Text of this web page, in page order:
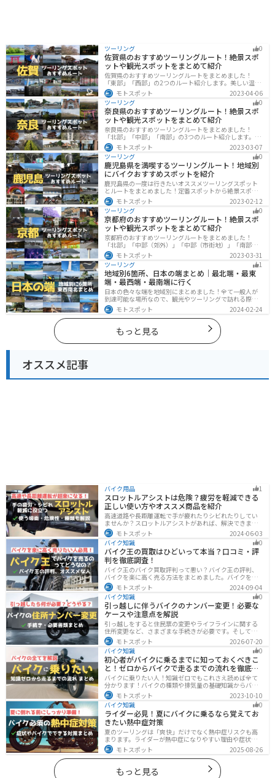
ツーリング 0
佐賀県のおすすめツーリングルート！絶景スポ
ットや観光スポットをまとめて紹介
佐賀県のおすすめツーリングルートをまとめました！
「東部」「西部」の2つのルート紹介します。美しい温泉
地や古墳群、歴史ある城や神社仏閣など、バイクツーリ
ングに適したスポットが多数存在し、様々な楽しみ方が
できます。バイクで佐賀県にツーリングに行く際は参考
にしてください。
モトスポット
2023-04-06
ツーリング
0
奈良県のおすすめツーリングルート！絶景スポ
ットや観光スポットをまとめて紹介
奈良県のおすすめツーリングルートをまとめました！
「北部」「中部」「南部」の3つのルート紹介します。歴
史のある神社寺院が多数あり、自然豊かや山々、グルメ
を満喫するツーリングができます。バイクで奈良県にツ
ーリングに行く際は参考にしてください。
モトスポット
2023-03-07
ツーリング
0
鹿児島県を満喫するツーリングルート！地域別
にバイクおすすめスポットを紹介
鹿児島県の一度は行きたいオススメツーリングスポット
とルートをまとめました！定番スポットから絶景スポッ
ト、温泉、山、海、グルメなど様々なジャンルで楽しめ
ます。バイクで鹿児島ツーリングに行こうと思っている
人は、参考にしてください。
モトスポット
2023-02-12
ツーリング
0
京都府のおすすめツーリングルート！絶景スポ
ットや観光スポットをまとめて紹介
京都府のおすすめツーリングルートをまとめました！
「北部」「中部（郊外）」「中部（市街地）」「南部」
の4つのルート紹介します。古い町並みや神社仏閣、自然
に囲まれた風光明媚なスポットが数多く存在し、様々な
楽しみ方ができます。バイクで京都府にツーリングに行
く際は参考にしてください。
モトスポット
2023-03-31
ツーリング
1
地域別6箇所、日本の端まとめ｜最北端・最東
端・最西端・最南端に行く
日本の色々な端を地域別にまとめました！全て一般人が
到達可能な場所なので、観光やツーリングで訪れる際の
参考にしてください。
モトスポット 2024-02-24
もっと見る
オススメ記事
バイク用品 1
スロットルアシストは危険？疲労を軽減できる
正しい使い方やオススメ商品を紹介
高速道路や長距離運転で手が疲れたりシビれたりしてい
ませんか？スロットルアシストがあれば、解決できま
す。この記事ではスロットルアシストを安全に使う場
面、危険性、種類、オススメの商品について解説しま
す。長距離運転をもっと楽にしたいと思っている人は参
考にしてください。
モトスポット
2024-06-03
バイク知識
0
バイク王の買取はひどいって本当？口コミ・評
判を徹底調査！
バイク王のバイク買取評判って悪い？バイク王の評判、
バイクを楽に高く売る方法をまとめました。バイクを売
却しようと考えている方は、是非参考にしてください。
モトスポット
2024-09-04
バイク知識
0
引っ越しに伴うバイクのナンバー変更！必要な
ケースや注意点を解説
引っ越しをすると住民票の変更やライフラインに関する
住所変更など、さまざまな手続きが必要です。そしてバ
イク乗りの場合は、住所変更やナンバー変更といったバ
イクに関する手続きも忘れてはいけません。しかし、必
要な手続きや手順がわからないという方も多いのではな
いでしょうか。ライダー引っ越したらバイクのナンバー
を変えないといけないの？ライダー引っ越し先でも原付
に乗る場合、どんな手続きが必要か知りたいライダー引
っ越したけど忙しくて住所変更もナンバー変更もしてい
ない・・・今回はこのような疑問・お悩みにお
モトスポット
2026-07-20
バイク知識
0
初心者がバイクに乗るまでに知っておくべきこ
と！ゼロからバイクで走るまでの流れを徹底解
説
バイクに乗りたい人！知識ゼロでもこれさえ読めば全て
分かります！バイクの種類や排気量の基礎知識からバイ
クの選び方、免許の取り方、購入、納車、その後のバイ
クライフまで全てサポートします！
モトスポット
2023-10-10
バイク知識
0
ライダー必見！夏にバイクに乗るなら覚えてお
きたい熱中症対策
夏のツーリングは「爽快」だけでなく熱中症リスクも高
まります。ライダーが熱中症になりやすい理由や症状、
危険性、そして安全に楽しむための対策を徹底解説。夏
用ウェア・水分補給・休憩ポイントの工夫など、猛暑で
も快適に走るコツを紹介します。
モトスポット 2025-08-26
もっと見る